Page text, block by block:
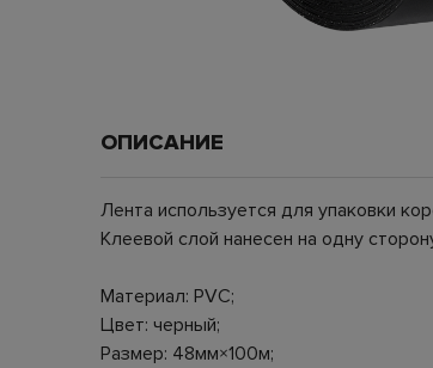
ОПИСАНИЕ
Лента используется для упаковки
Клеевой слой нанесен на одну
Материал: PVC;
Цвет: черный;
Размер: 48мм×100м;